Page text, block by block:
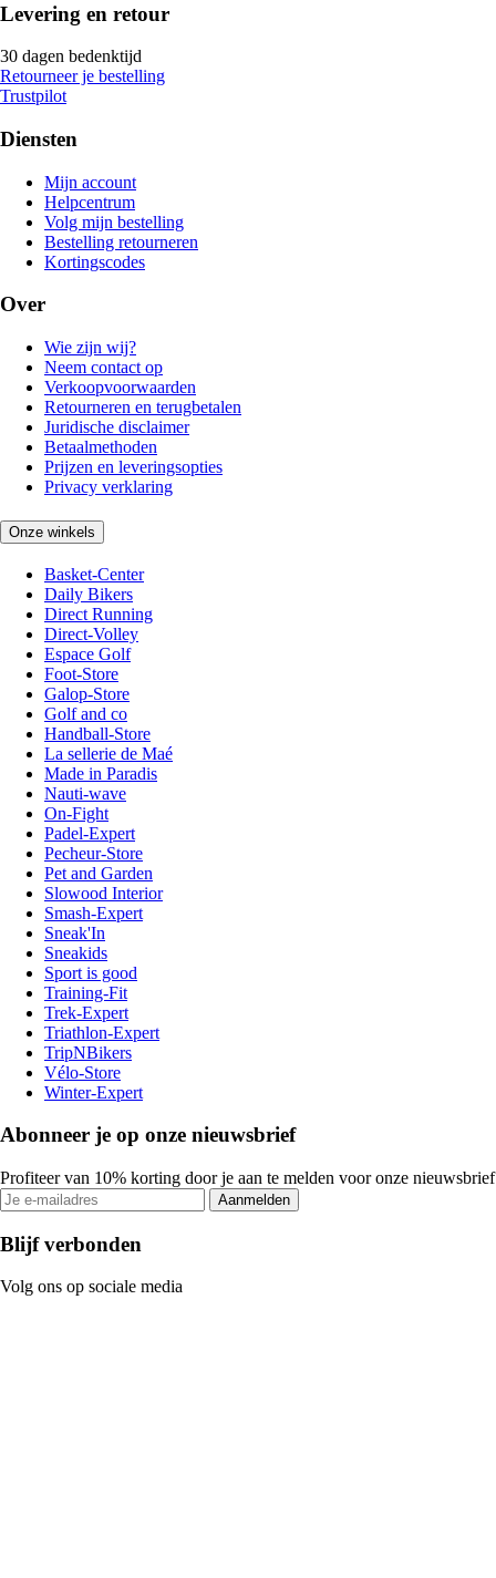
Levering en retour
30 dagen bedenktijd
Retourneer je bestelling
Trustpilot
Diensten
Mijn account
Helpcentrum
Volg mijn bestelling
Bestelling retourneren
Kortingscodes
Over
Wie zijn wij?
Neem contact op
Verkoopvoorwaarden
Retourneren en terugbetalen
Juridische disclaimer
Betaalmethoden
Prijzen en leveringsopties
Privacy verklaring
Onze winkels
Basket-Center
Daily Bikers
Direct Running
Direct-Volley
Espace Golf
Foot-Store
Galop-Store
Golf and co
Handball-Store
La sellerie de Maé
Made in Paradis
Nauti-wave
On-Fight
Padel-Expert
Pecheur-Store
Pet and Garden
Slowood Interior
Smash-Expert
Sneak'In
Sneakids
Sport is good
Training-Fit
Trek-Expert
Triathlon-Expert
TripNBikers
Vélo-Store
Winter-Expert
Abonneer je op onze nieuwsbrief
Profiteer van 10% korting door je aan te melden voor onze nieuwsbrief
Aanmelden
Blijf verbonden
Volg ons op sociale media